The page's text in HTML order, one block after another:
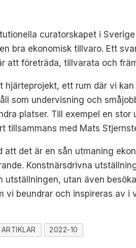
curatorskapet i
bra ekonomisk tillvaro. Ett
att företräda, tillvarata och
hjärteprojekt, ett rum där vi
som undervisning och
platser. Till exempel en
tillsammans med Mats
att det är en sån utmaning
Konstnärsdrivna
utställningen, utan även
vi beundrar och inspireras av i
ARTIKLAR 2022-10